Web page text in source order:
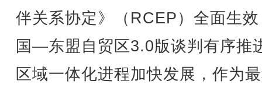
伴关系协定》（RCEP）全面生
国—东盟自贸区3.0版谈判有序推
区域一体化进程加快发展，作为